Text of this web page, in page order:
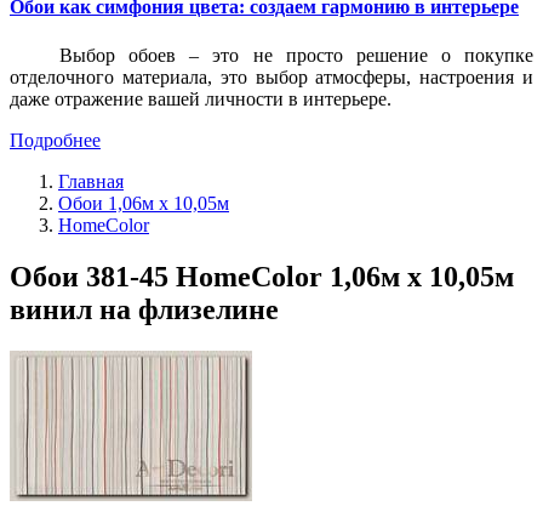
Обои как симфония цвета: создаем гармонию в интерьере
Выбор обоев – это не просто решение о покупке
отделочного материала, это выбор атмосферы, настроения и
даже отражение вашей личности в интерьере.
Подробнее
Главная
Обои 1,06м х 10,05м
HomeColor
Обои 381-45 HomeColor 1,06м х 10,05м
винил на флизелине